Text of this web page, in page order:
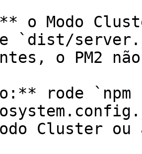
o Modo
`dist/
o PM2
rode
Cluster